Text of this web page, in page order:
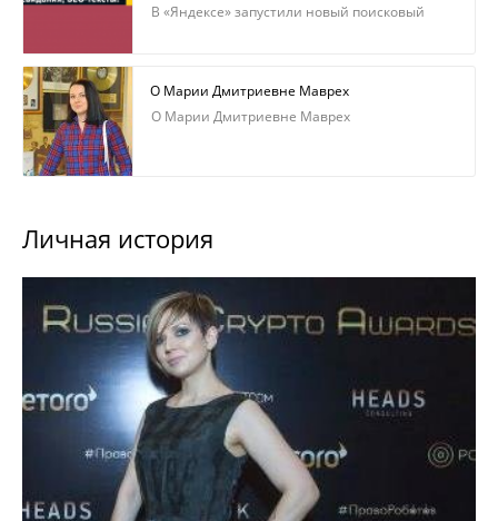
В «Яндексе» запустили новый поисковый
О Марии Дмитриевне Маврех
О Марии Дмитриевне Маврех
Личная история